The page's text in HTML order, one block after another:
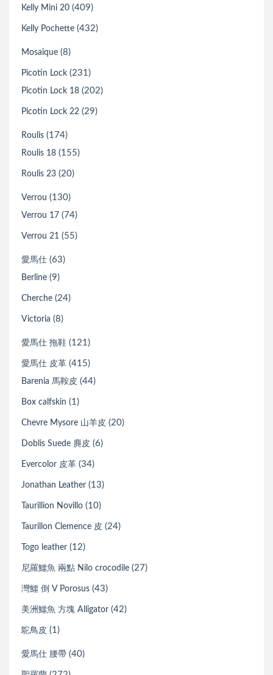
Kelly Mini 20 (409)
Kelly Pochette (432)
Mosaique (8)
Picotin Lock (231)
Picotin Lock 18 (202)
Picotin Lock 22 (29)
Roulis (174)
Roulis 18 (155)
Roulis 23 (20)
Verrou (130)
Verrou 17 (74)
Verrou 21 (55)
愛馬仕 (63)
Berline (9)
Cherche (24)
Victoria (8)
愛馬仕 拖鞋 (121)
愛馬仕 皮革 (415)
Barenia 馬鞍皮 (44)
Box calfskin (1)
Chevre Mysore 山羊皮 (20)
Doblis Suede 麂皮 (6)
Evercolor 皮革 (34)
Jonathan Leather (13)
Taurillion Novillo (10)
Taurillon Clemence 皮 (24)
Togo leather (12)
尼羅鱷魚 兩點 Nilo crocodile (27)
灣鱷 倒 V Porosus (43)
美洲鱷魚 方塊 Alligator (42)
鴕鳥皮 (1)
愛馬仕 腰帶 (40)